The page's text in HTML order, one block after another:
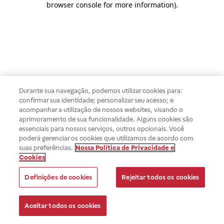
browser console for more information).
Durante sua navegação, podemos utilizar cookies para:
confirmar sua identidade; personalizar seu acesso; e
acompanhar a utilização de nossos websites, visando o
aprimoramento de sua funcionalidade. Alguns cookies são
essenciais para nossos serviços, outros opcionais. Você
poderá gerenciar os cookies que utilizamos de acordo com
suas preferências. Nossa Política de Privacidade e
Cookies
Definições de cookies Rejeitar todos os cookies
Aceitar todos os cookies